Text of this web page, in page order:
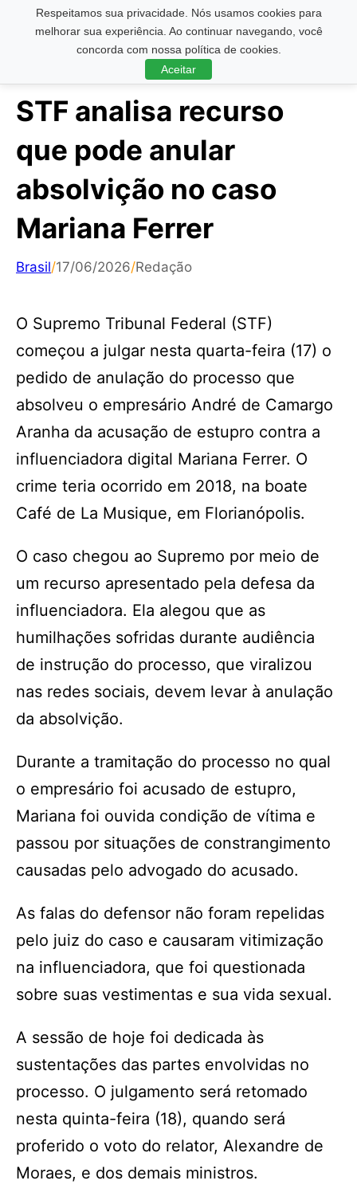
Respeitamos sua privacidade. Nós usamos cookies para
melhorar sua experiência. Ao continuar navegando, você
concorda com nossa política de cookies.
Aceitar
Pesquisar ...
STF analisa recurso
que pode anular
absolvição no caso
Mariana Ferrer
Brasil/17/06/2026/Redação
O Supremo Tribunal Federal (STF)
começou a julgar nesta quarta-feira (17) o
pedido de anulação do processo que
absolveu o empresário André de Camargo
Aranha da acusação de estupro contra a
influenciadora digital Mariana Ferrer. O
crime teria ocorrido em 2018, na boate
Café de La Musique, em Florianópolis.
O caso chegou ao Supremo por meio de
um recurso apresentado pela defesa da
influenciadora. Ela alegou que as
humilhações sofridas durante audiência
de instrução do processo, que viralizou
nas redes sociais, devem levar à anulação
da absolvição.
Durante a tramitação do processo no qual
o empresário foi acusado de estupro,
Mariana foi ouvida condição de vítima e
passou por situações de constrangimento
causadas pelo advogado do acusado.
As falas do defensor não foram repelidas
pelo juiz do caso e causaram vitimização
na influenciadora, que foi questionada
sobre suas vestimentas e sua vida sexual.
A sessão de hoje foi dedicada às
sustentações das partes envolvidas no
processo. O julgamento será retomado
nesta quinta-feira (18), quando será
proferido o voto do relator, Alexandre de
Moraes, e dos demais ministros.